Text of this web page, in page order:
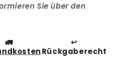
Sie über den
🚛
↩️
Rückgaberecht